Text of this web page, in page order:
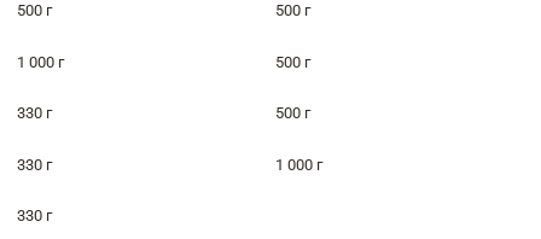
500 г 500 г
1 000 г 500 г
330 г 500 г
330 г 1 000 г
330 г